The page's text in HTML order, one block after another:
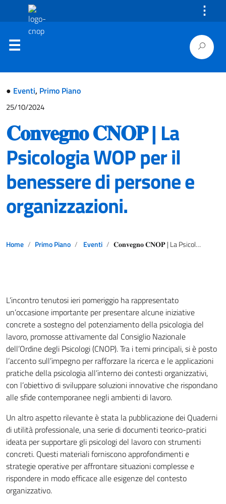
⋮
● Eventi, Primo Piano
25/10/2024
𝐂𝐨𝐧𝐯𝐞𝐠𝐧𝐨 𝐂𝐍𝐎𝐏 | La
Psicologia WOP per il
benessere di persone e
organizzazioni.
Home Primo Piano Eventi 𝐂𝐨𝐧𝐯𝐞𝐠𝐧𝐨 𝐂𝐍𝐎𝐏 | La Psicologia WOP per il benessere di persone e organizzazioni.
L’incontro tenutosi ieri pomeriggio ha rappresentato
un’occasione importante per presentare alcune iniziative
concrete a sostegno del potenziamento della psicologia del
lavoro, promosse attivamente dal Consiglio Nazionale
dell’Ordine degli Psicologi (CNOP). Tra i temi principali, si è posto
l’accento sull’impegno per rafforzare la ricerca e le applicazioni
pratiche della psicologia all’interno dei contesti organizzativi,
con l’obiettivo di sviluppare soluzioni innovative che rispondano
alle sfide contemporanee negli ambienti di lavoro.
Un altro aspetto rilevante è stata la pubblicazione dei Quaderni
di utilità professionale, una serie di documenti teorico-pratici
ideata per supportare gli psicologi del lavoro con strumenti
concreti. Questi materiali forniscono approfondimenti e
strategie operative per affrontare situazioni complesse e
rispondere in modo efficace alle esigenze del contesto
organizzativo.